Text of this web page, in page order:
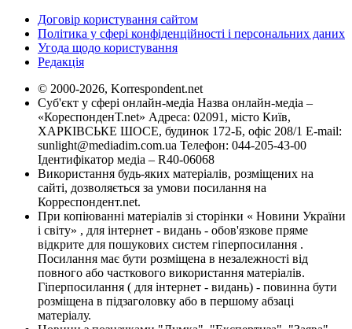
Договір користування сайтом
Політика у сфері конфіденційності і персональних даних
Угода щодо користування
Редакція
© 2000-2026, Korrespondent.net
Суб'єкт у сфері онлайн-медіа Назва онлайн-медіа –
«КореспонденТ.net» Адреса: 02091, місто Київ,
ХАРКІВСЬКЕ ШОСЕ, будинок 172-Б, офіс 208/1 E-mail:
sunlight@mediadim.com.ua Телефон: 044-205-43-00
Ідентифікатор медіа – R40-06068
Використання будь-яких матеріалів, розміщених на
сайті, дозволяється за умови посилання на
Корреспондент.net.
При копіюванні матеріалів зі сторінки « Новини України
і світу» , для інтернет - видань - обов'язкове пряме
відкрите для пошукових систем гіперпосилання .
Посилання має бути розміщена в незалежності від
повного або часткового використання матеріалів.
Гіперпосилання ( для інтернет - видань) - повинна бути
розміщена в підзаголовку або в першому абзаці
матеріалу.